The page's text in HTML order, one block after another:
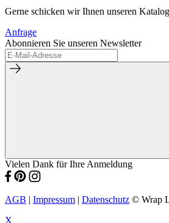
Gerne schicken wir Ihnen unseren
Anfrage
Abonnieren Sie unseren Newsletter
Vielen Dank für Ihre Anmeldung
AGB | Impressum | Datenschutz © Wrap
X